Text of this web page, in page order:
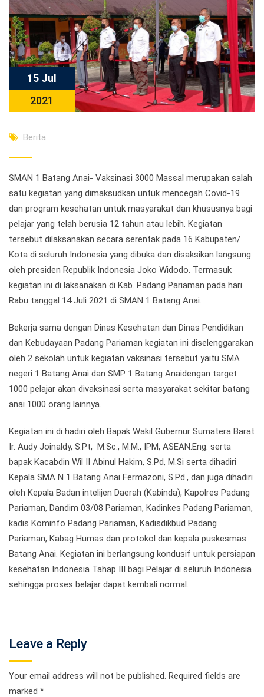
15 Jul
2021
Berita
SMAN 1 Batang Anai- Vaksinasi 3000 Massal merupakan salah
satu kegiatan yang dimaksudkan untuk mencegah Covid-19
dan program kesehatan untuk masyarakat dan khususnya bagi
pelajar yang telah berusia 12 tahun atau lebih. Kegiatan
tersebut dilaksanakan secara serentak pada 16 Kabupaten/
Kota di seluruh Indonesia yang dibuka dan disaksikan langsung
oleh presiden Republik Indonesia Joko Widodo. Termasuk
kegiatan ini di laksanakan di Kab. Padang Pariaman pada hari
Rabu tanggal 14 Juli 2021 di SMAN 1 Batang Anai.
Bekerja sama dengan Dinas Kesehatan dan Dinas Pendidikan
dan Kebudayaan Padang Pariaman kegiatan ini diselenggarakan
oleh 2 sekolah untuk kegiatan vaksinasi tersebut yaitu SMA
negeri 1 Batang Anai dan SMP 1 Batang Anaidengan target
1000 pelajar akan divaksinasi serta masyarakat sekitar batang
anai 1000 orang lainnya.
Kegiatan ini di hadiri oleh Bapak Wakil Gubernur Sumatera Barat
Ir. Audy Joinaldy, S.Pt, M.Sc., M.M., IPM, ASEAN.Eng. serta
bapak Kacabdin Wil II Abinul Hakim, S.Pd, M.Si serta dihadiri
Kepala SMA N 1 Batang Anai Fermazoni, S.Pd., dan juga dihadiri
oleh Kepala Badan intelijen Daerah (Kabinda), Kapolres Padang
Pariaman, Dandim 03/08 Pariaman, Kadinkes Padang Pariaman,
kadis Kominfo Padang Pariaman, Kadisdikbud Padang
Pariaman, Kabag Humas dan protokol dan kepala puskesmas
Batang Anai. Kegiatan ini berlangsung kondusif untuk persiapan
kesehatan Indonesia Tahap III bagi Pelajar di seluruh Indonesia
sehingga proses belajar dapat kembali normal.
Leave a Reply
Your email address will not be published. Required fields are
marked *